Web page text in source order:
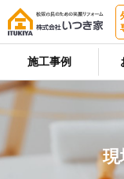
施工事例